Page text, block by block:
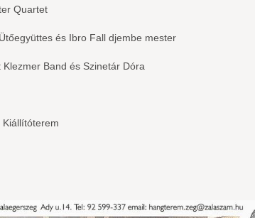
Quartet
és Ibro Fall djembe mester
Band és Szinetár Dóra